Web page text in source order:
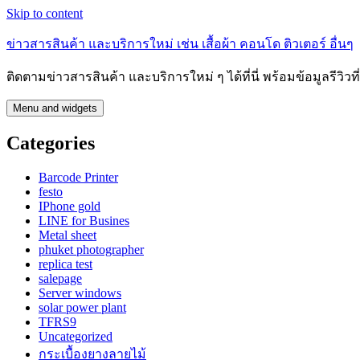
Skip to content
ข่าวสารสินค้า และบริการใหม่ เช่น เสื้อผ้า คอนโด ติวเตอร์ อื่นๆ
ติดตามข่าวสารสินค้า และบริการใหม่ ๆ ได้ที่นี่ พร้อมข้อมูลรีวิว
Menu and widgets
Categories
Barcode Printer
festo
IPhone gold
LINE for Busines
Metal sheet
phuket photographer
replica test
salepage
Server windows
solar power plant
TFRS9
Uncategorized
กระเบื้องยางลายไม้